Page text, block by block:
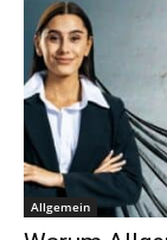
Allgemein